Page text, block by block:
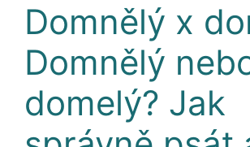
Domnělý x
Domnělý
domelý? Jak